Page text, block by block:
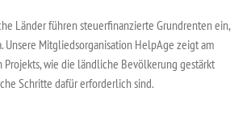
Länder führen steuerfinanzierte Grundrenten ein,
Unsere Mitgliedsorganisation HelpAge zeigt am
wie die ländliche Bevölkerung gestärkt
Schritte dafür erforderlich sind.